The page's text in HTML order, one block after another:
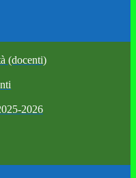
(docenti)
2026